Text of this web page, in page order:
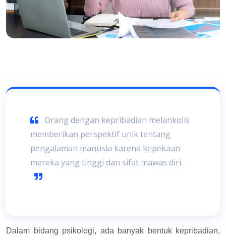
Orang dengan kepribadian melankolis
memberikan perspektif unik tentang
pengalaman manusia karena kepekaan
mereka yang tinggi dan sifat mawas diri.
Dalam bidang psikologi, ada banyak bentuk kepribadian,